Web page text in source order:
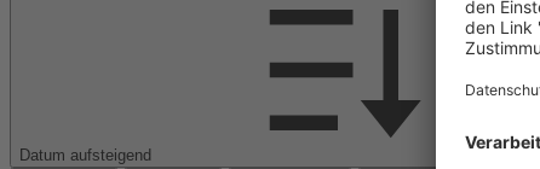
Datum aufsteigend